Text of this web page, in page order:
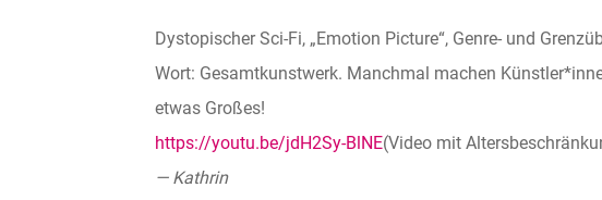
Dystopischer Sci-Fi, „Emotion Picture“, Genre- und
Wort: Gesamtkunstwerk. Manchmal machen
etwas Großes!
https://youtu.be/jdH2Sy-BlNE(Video mit
— Kathrin